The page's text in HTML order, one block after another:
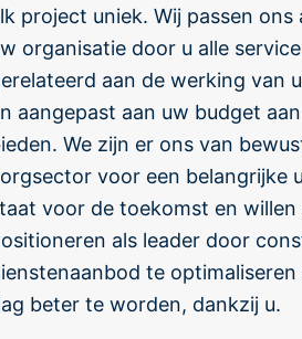
beter te worden, dankzij u.